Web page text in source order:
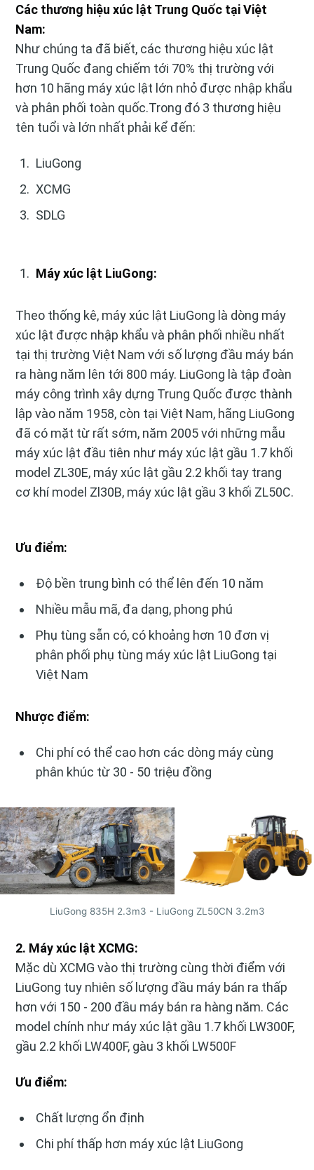
Các thương hiệu xúc lật Trung Quốc tại Việt
Nam:
Như chúng ta đã biết, các thương hiệu xúc lật
Trung Quốc đang chiếm tới 70% thị trường với
hơn 10 hãng máy xúc lật lớn nhỏ được nhập khẩu
và phân phối toàn quốc.Trong đó 3 thương hiệu
tên tuổi và lớn nhất phải kể đến:
LiuGong
XCMG
SDLG
Máy xúc lật LiuGong:
Theo thống kê, máy xúc lật LiuGong là dòng máy
xúc lật được nhập khẩu và phân phối nhiều nhất
tại thị trường Việt Nam với số lượng đầu máy bán
ra hàng năm lên tới 800 máy. LiuGong là tập đoàn
máy công trình xây dựng Trung Quốc được thành
lập vào năm 1958, còn tại Việt Nam, hãng LiuGong
đã có mặt từ rất sớm, năm 2005 với những mẫu
máy xúc lật đầu tiên như máy xúc lật gầu 1.7 khối
model ZL30E, máy xúc lật gầu 2.2 khối tay trang
cơ khí model Zl30B, máy xúc lật gầu 3 khối ZL50C.
Ưu điểm:
Độ bền trung bình có thể lên đến 10 năm
Nhiều mẫu mã, đa dạng, phong phú
Phụ tùng sẵn có, có khoảng hơn 10 đơn vị
phân phối phụ tùng máy xúc lật LiuGong tại
Việt Nam
Nhược điểm:
Chi phí có thể cao hơn các dòng máy cùng
phân khúc từ 30 - 50 triệu đồng
LiuGong 835H 2.3m3 - LiuGong ZL50CN 3.2m3
2. Máy xúc lật XCMG:
Mặc dù XCMG vào thị trường cùng thời điểm với
LiuGong tuy nhiên số lượng đầu máy bán ra thấp
hơn với 150 - 200 đầu máy bán ra hàng năm. Các
model chính như máy xúc lật gầu 1.7 khối LW300F,
gầu 2.2 khối LW400F, gàu 3 khối LW500F
Ưu điểm:
Chất lượng ổn định
Chi phí thấp hơn máy xúc lật LiuGong